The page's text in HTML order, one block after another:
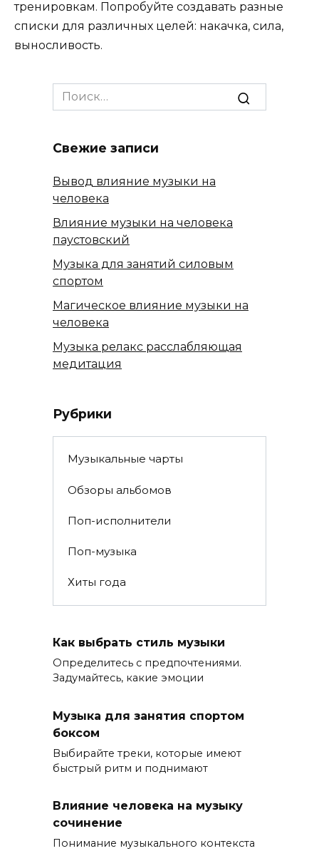
тренировкам. Попробуйте создавать разные
списки для различных целей: накачка, сила,
выносливость.
Search
for:
Свежие записи
Вывод влияние музыки на
человека
Влияние музыки на человека
паустовский
Музыка для занятий силовым
спортом
Магическое влияние музыки на
человека
Музыка релакс расслабляющая
медитация
Рубрики
Музыкальные чарты
Обзоры альбомов
Поп-исполнители
Поп-музыка
Хиты года
Как выбрать стиль музыки
Определитесь с предпочтениями.
Задумайтесь, какие эмоции
Музыка для занятия спортом
боксом
Выбирайте треки, которые имеют
быстрый ритм и поднимают
Влияние человека на музыку
сочинение
Понимание музыкального контекста